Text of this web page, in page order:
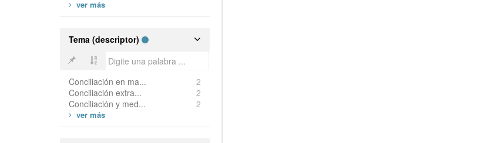
Tema (descriptor)
Conciliación en ma...
2
Conciliación extra...
2
Conciliación y med...
2